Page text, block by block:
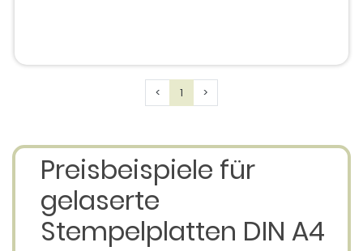
<Previous
1 >Next
Preisbeispiele für
gelaserte
Stempelplatten DIN A4